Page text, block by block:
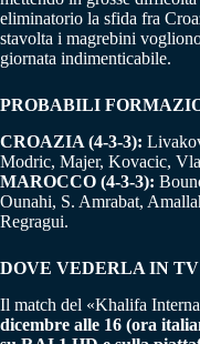
eliminatorio la sfida fra
stavolta i magrebini
giornata indimenticabile.
PROBABILI
CROAZIA (4-3-3):
Modric, Majer, Kovacic,
MAROCCO (4-3-3):
Ounahi, S. Amrabat,
Regragui.
DOVE VEDERLA IN TV
Il match del «Khalifa
dicembre alle 16 (ora